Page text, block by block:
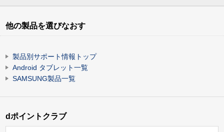
他の製品を選びなおす
製品別サポート情報トップ
Android タブレット一覧
SAMSUNG製品一覧
dポイントクラブ